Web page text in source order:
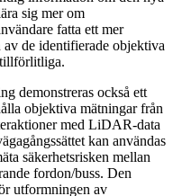
sig mer om
fatta ett mer
de identifierade objektiva
demonstreras också ett
objektiva mätningar från
med LiDAR-data
kan användas
säkerhetsrisken mellan
fordon/buss. Den
utformningen av